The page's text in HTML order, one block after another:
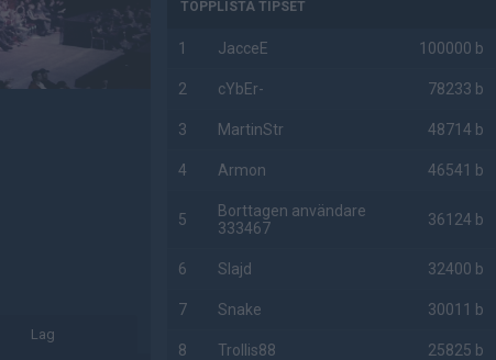
Lag
TOPPLISTA TIPSET
1 JacceE 100000 b
2 cYbEr- 78233 b
3 MartinStr 48714 b
4 Armon 46541 b
5
Borttagen användare
333467
36124 b
6 Slajd 32400 b
7 Snake 30011 b
8 Trollis88 25825 b